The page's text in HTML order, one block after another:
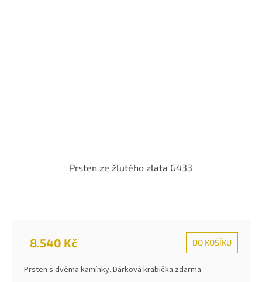
Prsten ze žlutého zlata G433
8.540 Kč DO KOŠÍKU
Prsten s dvěma kamínky. Dárková krabička zdarma.